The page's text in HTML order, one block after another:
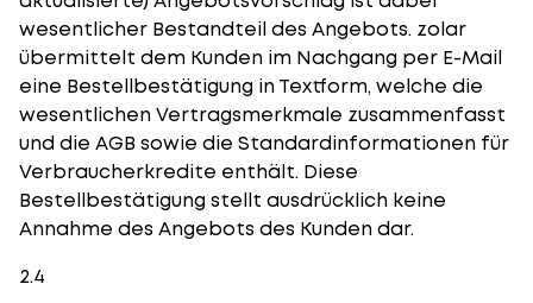
wesentlicher Bestandteil des Angebots. zolar
übermittelt dem Kunden im Nachgang per E-Mail
eine Bestellbestätigung in Textform, welche die
wesentlichen Vertragsmerkmale zusammenfasst
und die AGB sowie die Standardinformationen für
Verbraucherkredite enthält. Diese
Bestellbestätigung stellt ausdrücklich keine
Annahme des Angebots des Kunden dar.
2.4